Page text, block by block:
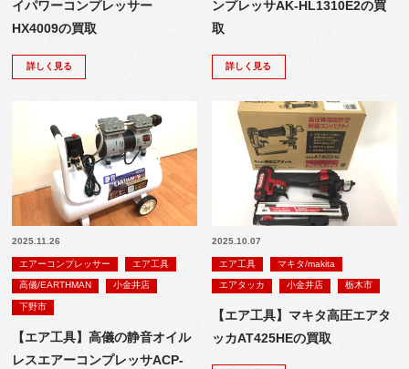
イパワーコンプレッサー
HX4009の買取
詳しく見る
ンプレッサAK-HL1310E2の買
取
詳しく見る
2025.11.26
エアーコンプレッサー エア工具
高儀/EARTHMAN 小金井店
下野市
【エア工具】高儀の静音オイル
レスエアーコンプレッサACP-
2025.10.07
エア工具 マキタ/makita
エアタッカ 小金井店 栃木市
【エア工具】マキタ高圧エアタ
ッカAT425HEの買取